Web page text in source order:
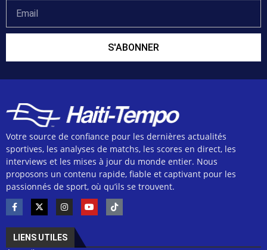
S'ABONNER
Votre source de confiance pour les dernières actualités
sportives, les analyses de matchs, les scores en direct, les
interviews et les mises à jour du monde entier. Nous
proposons un contenu rapide, fiable et captivant pour les
passionnés de sport, où qu’ils se trouvent.
LIENS UTILES